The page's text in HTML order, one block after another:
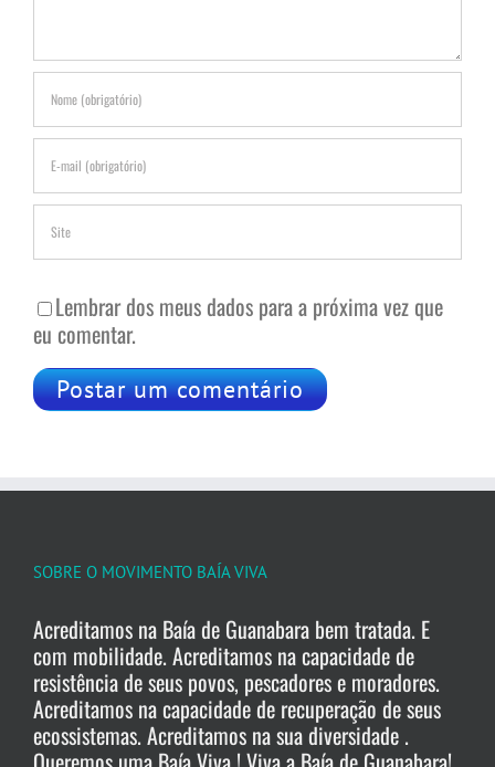
Lembrar dos meus dados para a próxima vez que
eu comentar.
SOBRE O MOVIMENTO BAÍA VIVA
Acreditamos na Baía de Guanabara bem tratada. E
com mobilidade. Acreditamos na capacidade de
resistência de seus povos, pescadores e moradores.
Acreditamos na capacidade de recuperação de seus
ecossistemas. Acreditamos na sua diversidade .